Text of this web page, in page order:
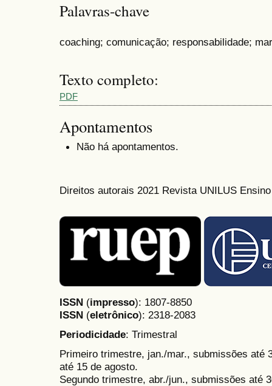
Palavras-chave
coaching; comunicação; responsabilidade;
Texto completo:
PDF
Apontamentos
Não há apontamentos.
Direitos autorais 2021 Revista UNILUS
ISSN (impresso): 1807-8850
ISSN (eletrônico): 2318-2083
Periodicidade: Trimestral
Primeiro trimestre, jan./mar., submissões até
até 15 de agosto.
Segundo trimestre, abr./jun., submissões até